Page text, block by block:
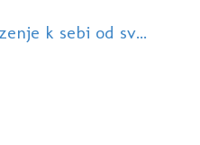
k sebi od sv...